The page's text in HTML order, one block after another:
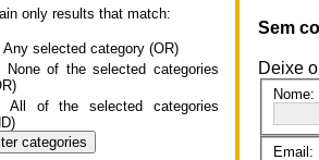
Sem
Deixe
Nome:
Email:
only results that match:
Any selected category (OR)
None of the selected categories
All of the selected categories